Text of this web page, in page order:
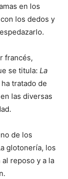
en los
los dedos y
francés,
se titula: La
ha tratado de
las diversas
de los
glotonería, los
reposo y a la